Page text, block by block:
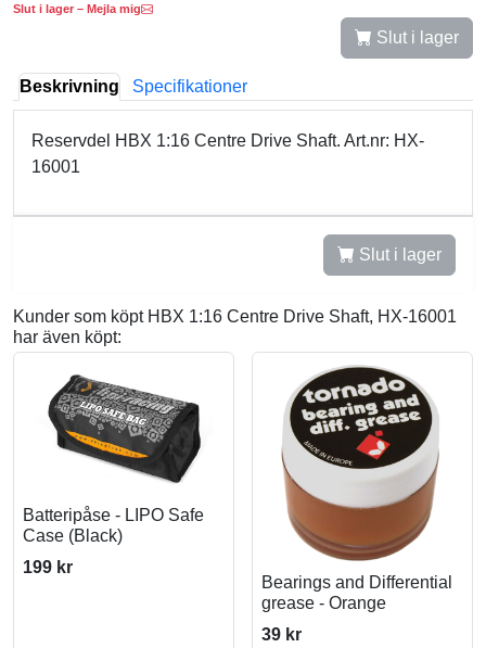
Slut i lager – Mejla mig
Slut i lager
Beskrivning Specifikationer
Reservdel HBX 1:16 Centre Drive Shaft. Art.nr: HX-
16001
Slut i lager
Kunder som köpt HBX 1:16 Centre Drive Shaft, HX-16001
har även köpt:
Batteripåse - LIPO Safe
Case (Black)
199 kr
Bearings and Differential
grease - Orange
39 kr